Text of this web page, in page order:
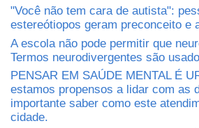
"Você não tem cara de autista":
estereótiopos geram preconceito e
A escola não pode permitir que
Termos neurodivergentes são
PENSAR EM SAÚDE MENTAL É
estamos propensos a lidar com as
importante saber como este
cidade.